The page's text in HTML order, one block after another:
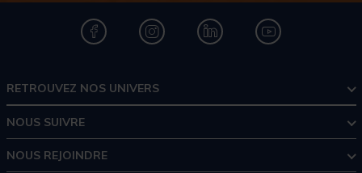
RETROUVEZ NOS UNIVERS
NOUS SUIVRE
NOUS REJOINDRE